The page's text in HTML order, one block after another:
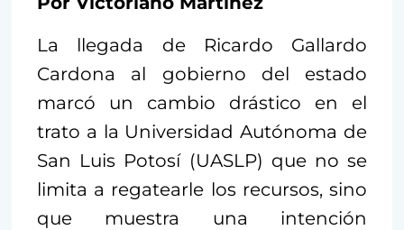
La llegada de Ricardo Gallardo
Cardona al gobierno del estado
marcó un cambio drástico en el
trato a la Universidad Autónoma de
San Luis Potosí (UASLP) que no se
limita a regatearle los recursos, sino
que muestra una intención